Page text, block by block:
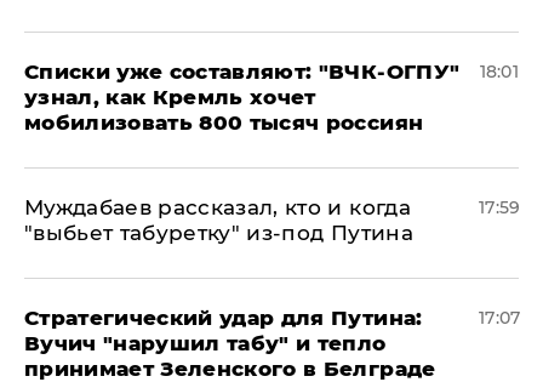
Списки уже составляют: "ВЧК-ОГПУ"
узнал, как Кремль хочет
мобилизовать 800 тысяч россиян
18:01
Муждабаев рассказал, кто и когда
"выбьет табуретку" из-под Путина
17:59
Стратегический удар для Путина:
Вучич "нарушил табу" и тепло
принимает Зеленского в Белграде
17:07